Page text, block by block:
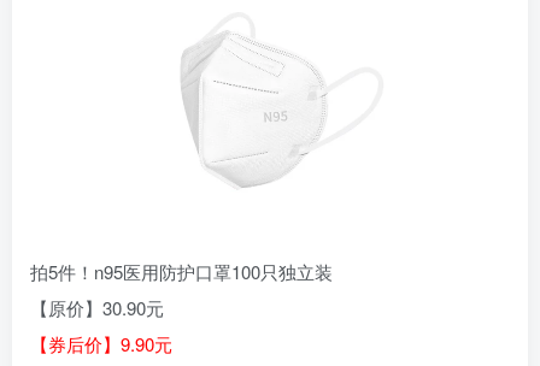
拍5件！n95医用防护口罩100只独立装
【原价】30.90元
【券后价】9.90元